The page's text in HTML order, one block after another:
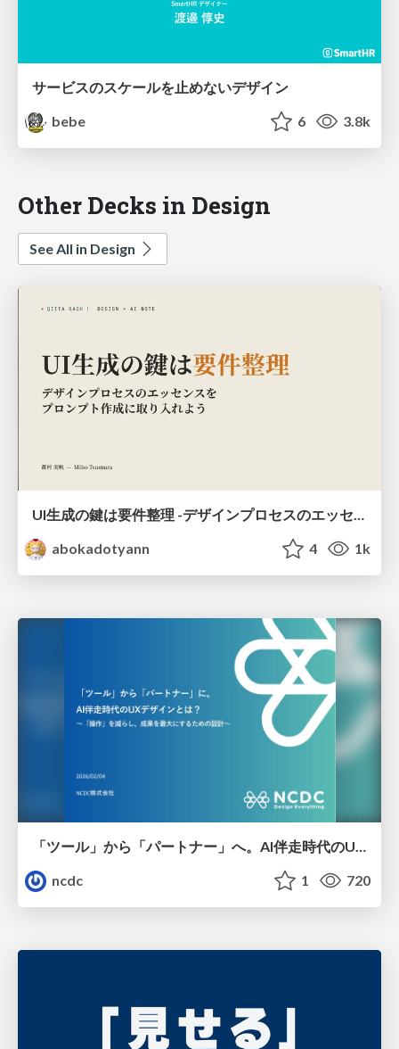
サービスのスケールを止めないデザイン
bebe
6 3.8k
Other Decks in Design
See All in Design
UI生成の鍵は要件整理 -デザインプロセスのエッセンスを プロンプト作成に取り入れよう-
abokadotyann
4 1k
「ツール」から「パートナー」へ。AI伴走時代のUXデザインとは？～操作を減らし、成果を最大にするための設計～
ncdc
1 720